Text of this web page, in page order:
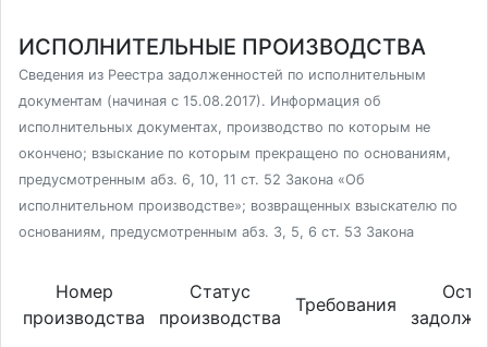
ИСПОЛНИТЕЛЬНЫЕ ПРОИЗВОДСТВА
Сведения из Реестра задолженностей по исполнительным
документам (начиная с 15.08.2017). Информация об
исполнительных документах, производство по которым не
окончено; взыскание по которым прекращено по основаниям,
предусмотренным абз. 6, 10, 11 ст. 52 Закона «Об
исполнительном производстве»; возвращенных взыскателю по
основаниям, предусмотренным абз. 3, 5, 6 ст. 53 Закона
Номер
производства
Статус
производства
Требования